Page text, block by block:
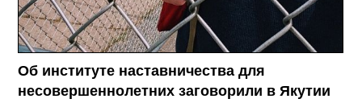
Об институте наставничества для
несовершеннолетних заговорили в Якутии